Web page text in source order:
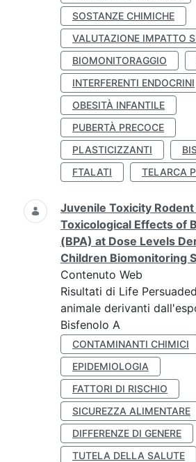
SOSTANZE CHIMICHE
VALUTAZIONE IMPATTO
BIOMONITORAGGIO
INTERFERENTI ENDOCRINI
OBESITÀ INFANTILE
PUBERTÀ PRECOCE
PLASTICIZZANTI
FTALATI
TELARCA
Juvenile Toxicity
Toxicological Effects of
(BPA) at Dose Levels
Children Biomonitoring
Contenuto Web
Risultati di Life
animale derivanti
Bisfenolo A
CONTAMINANTI CHIMICI
EPIDEMIOLOGIA
FATTORI DI RISCHIO
SICUREZZA ALIMENTARE
DIFFERENZE DI GENERE
TUTELA DELLA SALUTE